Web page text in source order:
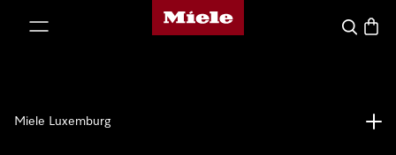
Miele-Homepage
Suche
Miele Luxemburg